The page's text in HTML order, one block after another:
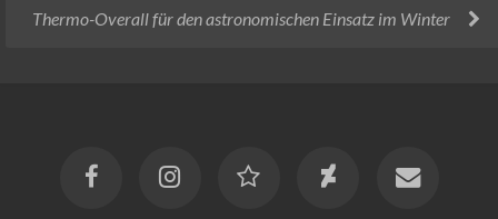
Thermo-Overall für den astronomischen Einsatz im Winter